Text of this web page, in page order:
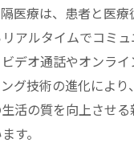
主的な健康管理の推
者の負担軽減と効率
療従事者のコミュニ
応のスピードアップ
と在宅医療の融合
医療は、患者と医
アルタイムでコミ
デオ通話やオンラ
グ技術の進化により
活の質を向上させ
す。